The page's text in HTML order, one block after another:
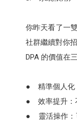
你昨天看了一
社群繼續對你招
DPA 的價值在
● 精準個人化
● 效率提升：
● 靈活操作：